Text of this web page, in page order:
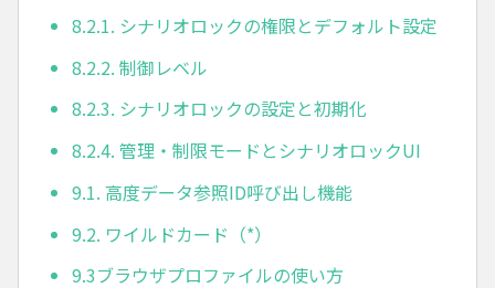
8.2.1. シナリオロックの権限とデフォルト設定
8.2.2. 制御レベル
8.2.3. シナリオロックの設定と初期化
8.2.4. 管理・制限モードとシナリオロックUI
9.1. 高度データ参照ID呼び出し機能
9.2. ワイルドカード（*）
9.3ブラウザプロファイルの使い方